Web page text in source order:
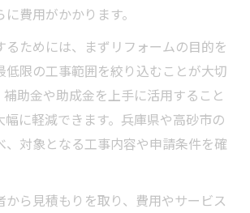
費用がかかります。
るためには、まずリフォームの目的を
低限の工事範囲を絞り込むことが大切
助金や助成金を上手に活用すること
幅に軽減できます。兵庫県や高砂市の
、対象となる工事内容や申請条件を確
から見積もりを取り、費用やサービス